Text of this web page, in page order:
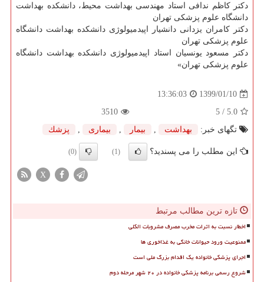
دكتر كاظم ندافی استاد مهندسی بهداشت محیط، دانشكده بهداشت
دانشگاه علوم پزشكی تهران
دكتر كامران یزدانی دانشیار اپیدمیولوژی دانشكده بهداشت دانشگاه
علوم پزشكی تهران
دكتر مسعود یونسیان استاد اپیدمیولوژی دانشكده بهداشت دانشگاه
علوم پزشكی تهران»
1399/01/10
13:36:03
5.0
/ 5
3510
تگهای خبر:
بهداشت , بیمار , بیماری , پزشك
این مطلب را می پسندید؟ (1)
(0)
X
تازه ترین مطالب مرتبط
اخطار نسبت به اثرات مخرب مصرف مشروبات الکلی
ممنوعیت ورود حیوانات خانگی به غذاخوری ها
اجرای پزشکی خانواده یک اقدام بزرگ ملی است
شروع رسمی برنامه پزشکی خانواده در ۲۰ شهر مرحله دوم